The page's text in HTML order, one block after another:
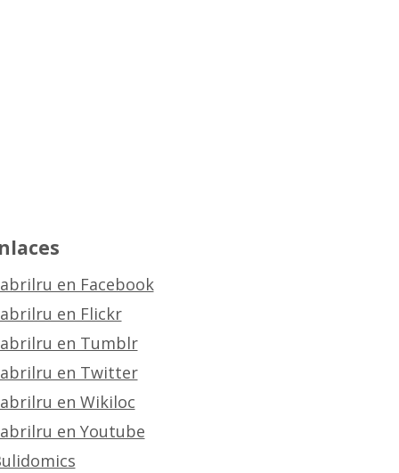
en Facebook
en Flickr
en Tumblr
en Twitter
en Wikiloc
en Youtube